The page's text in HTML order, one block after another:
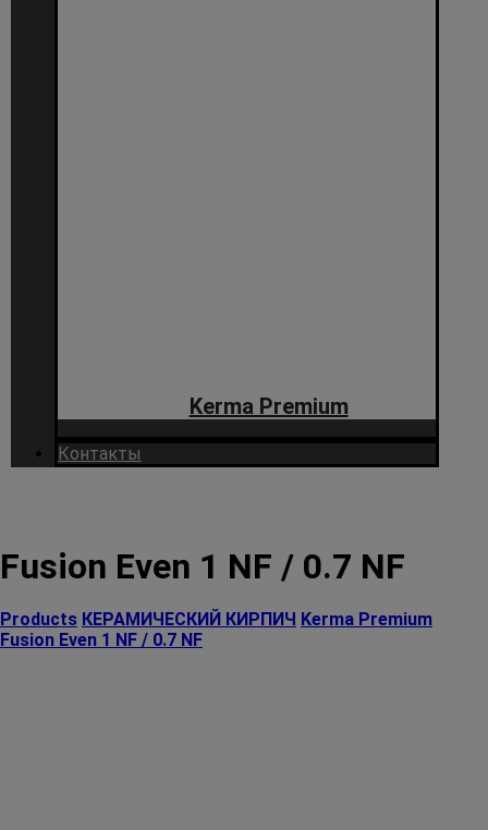
Kerma Premium
Контакты
Fusion Even 1 NF / 0.7 NF
Products КЕРАМИЧЕСКИЙ КИРПИЧ Kerma Premium
Fusion Even 1 NF / 0.7 NF